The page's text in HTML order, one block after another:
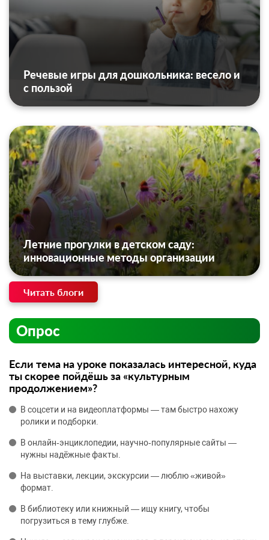
Речевые игры для дошкольника: весело и
с пользой
Летние прогулки в детском саду:
инновационные методы организации
Читать блоги
Опрос
Если тема на уроке показалась интересной, куда
ты скорее пойдёшь за «культурным
продолжением»?
В соцсети и на видеоплатформы — там быстро нахожу
ролики и подборки.
В онлайн‑энциклопедии, научно‑популярные сайты —
нужны надёжные факты.
На выставки, лекции, экскурсии — люблю «живой»
формат.
В библиотеку или книжный — ищу книгу, чтобы
погрузиться в тему глубже.